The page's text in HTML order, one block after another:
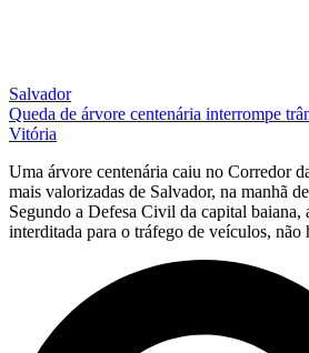
Salvador
Queda de árvore centenária interrompe
Vitória
Uma árvore centenária caiu no Corredor
mais valorizadas de Salvador, na manhã
Segundo a Defesa Civil da capital baiana,
interditada para o tráfego de veículos, não